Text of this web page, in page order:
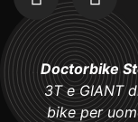
Doctorbike
3T e GIANT
bike per